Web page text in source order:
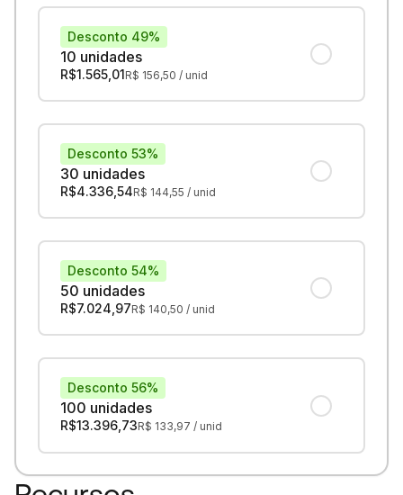
10 unidades
Desconto 49%
R$1.565,01R$ 156,50 / unid
30 unidades
Desconto 53%
R$4.336,54R$ 144,55 / unid
50 unidades
Desconto 54%
R$7.024,97R$ 140,50 / unid
100 unidades
Desconto 56%
R$13.396,73R$ 133,97 / unid